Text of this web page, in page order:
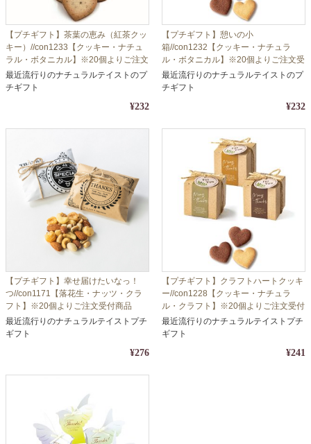
【プチギフト】茶葉の恵み（紅茶クッ
キー）//con1233【クッキー・ナチュ
ラル・ボタニカル】※20個よりご注文
受付商品
最近流行りのナチュラルテイストのプ
チギフト
¥232
【プチギフト】憩いの小
箱//con1232【クッキー・ナチュラ
ル・ボタニカル】※20個よりご注文受
付商品
最近流行りのナチュラルテイストのプ
チギフト
¥232
【プチギフト】幸せ届けたいなっ！
つ//con1171【落花生・ナッツ・クラ
フト】※20個よりご注文受付商品
最近流行りのナチュラルテイストプチ
ギフト
¥276
【プチギフト】クラフトハートクッキ
ー//con1228【クッキー・ナチュラ
ル・クラフト】※20個よりご注文受付
商品
最近流行りのナチュラルテイストプチ
ギフト
¥241